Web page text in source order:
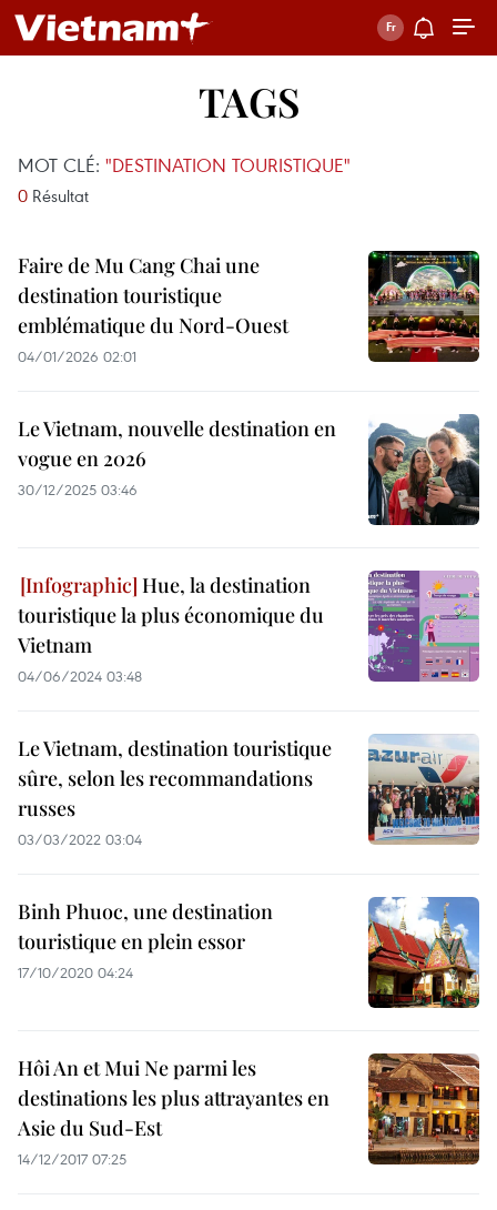
TAGS
MOT CLÉ: "DESTINATION TOURISTIQUE"
0 Résultat
Faire de Mu Cang Chai une
destination touristique
emblématique du Nord-Ouest
04/01/2026 02:01
Le Vietnam, nouvelle destination en
vogue en 2026
30/12/2025 03:46
Hue, la destination
touristique la plus économique du
Vietnam
04/06/2024 03:48
Le Vietnam, destination touristique
sûre, selon les recommandations
russes
03/03/2022 03:04
Binh Phuoc, une destination
touristique en plein essor
17/10/2020 04:24
Hôi An et Mui Ne parmi les
destinations les plus attrayantes en
Asie du Sud-Est
14/12/2017 07:25